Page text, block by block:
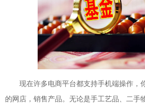
现在许多电商平台都支持手机端操作，
的网店，销售产品。无论是手工艺品、二手